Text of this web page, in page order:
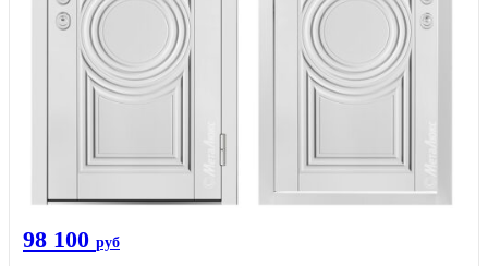
98 100 руб